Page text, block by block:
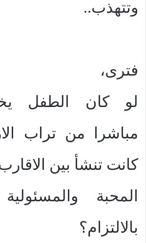
وتتهذب..
فترى،
لو كان الطفل
مباشرا من تراب
كانت تنشأ بين
المحبة
بالالتزام؟